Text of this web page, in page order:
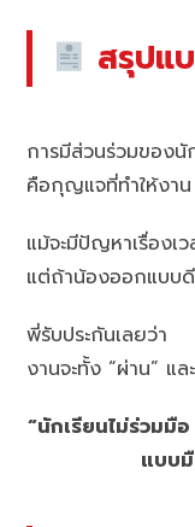
สรุปแ
การมีส่วนร่วมของนั
คือกุญแจที่ทำให้งา
แม้จะมีปัญหาเรื่องเ
แต่ถ้าน้องออกแบบดี
พี่รับประกันเลยว่า
งานจะทั้ง “ผ่าน” แ
“นักเรียนไม่ร่วมมื
แบบ